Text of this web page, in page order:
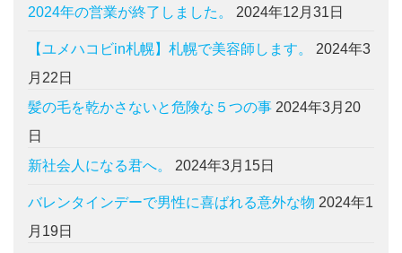
2024年の営業が終了しました。 2024年12月31日
【ユメハコビin札幌】札幌で美容師します。
2024年3
月22日
髪の毛を乾かさないと危険な５つの事 2024年3月20
日
新社会人になる君へ。
2024年3月15日
バレンタインデーで男性に喜ばれる意外な物 2024年1
月19日